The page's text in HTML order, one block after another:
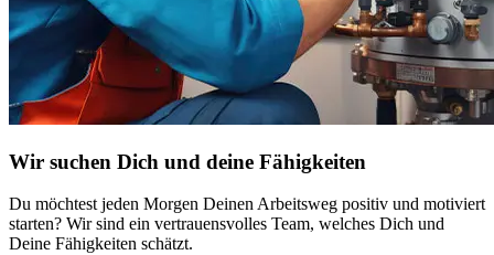
Wir suchen Dich und deine Fähigkeiten
Du möchtest jeden Morgen Deinen Arbeitsweg positiv und motiviert
starten? Wir sind ein vertrauensvolles Team, welches Dich und
Deine Fähigkeiten schätzt.